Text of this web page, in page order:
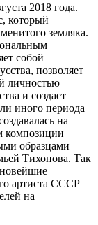
2018 года.
который
земляка.
собой
позволяет
личностью
и создает
иного периода
на
композиции
образцами
Тихонова. Так
артиста СССР
на